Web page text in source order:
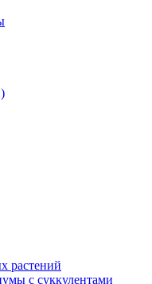
растений
с суккулентами